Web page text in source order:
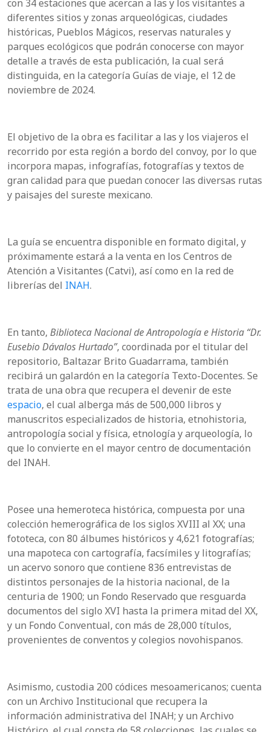
con 34 estaciones que acercan a las y los visitantes a
diferentes sitios y zonas arqueológicas, ciudades
históricas, Pueblos Mágicos, reservas naturales y
parques ecológicos que podrán conocerse con mayor
detalle a través de esta publicación, la cual será
distinguida, en la categoría Guías de viaje, el 12 de
noviembre de 2024.
El objetivo de la obra es facilitar a las y los viajeros el
recorrido por esta región a bordo del convoy, por lo que
incorpora mapas, infografías, fotografías y textos de
gran calidad para que puedan conocer las diversas rutas
y paisajes del sureste mexicano.
La guía se encuentra disponible en formato digital, y
próximamente estará a la venta en los Centros de
Atención a Visitantes (Catvi), así como en la red de
librerías del INAH.
En tanto, Biblioteca Nacional de Antropología e Historia “Dr.
Eusebio Dávalos Hurtado”, coordinada por el titular del
repositorio, Baltazar Brito Guadarrama, también
recibirá un galardón en la categoría Texto-Docentes. Se
trata de una obra que recupera el devenir de este
espacio, el cual alberga más de 500,000 libros y
manuscritos especializados de historia, etnohistoria,
antropología social y física, etnología y arqueología, lo
que lo convierte en el mayor centro de documentación
del INAH.
Posee una hemeroteca histórica, compuesta por una
colección hemerográfica de los siglos XVIII al XX; una
fototeca, con 80 álbumes históricos y 4,621 fotografías;
una mapoteca con cartografía, facsímiles y litografías;
un acervo sonoro que contiene 836 entrevistas de
distintos personajes de la historia nacional, de la
centuria de 1900; un Fondo Reservado que resguarda
documentos del siglo XVI hasta la primera mitad del XX,
y un Fondo Conventual, con más de 28,000 títulos,
provenientes de conventos y colegios novohispanos.
Asimismo, custodia 200 códices mesoamericanos; cuenta
con un Archivo Institucional que recupera la
información administrativa del INAH; y un Archivo